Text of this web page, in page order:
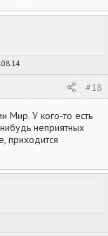
#18
Мир. У кого-то есть
неприятных
приходится